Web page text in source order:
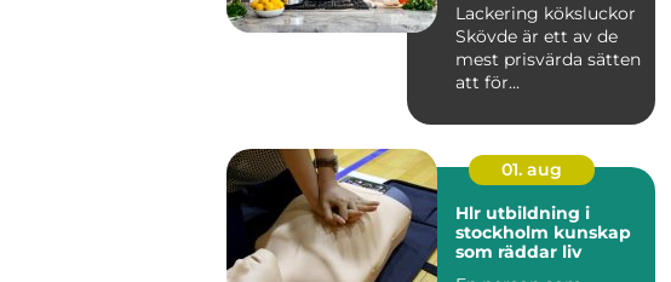
Lackering köksluckor
Skövde är ett av de
mest prisvärda sätten
att för...
01. aug
Hlr utbildning i
stockholm kunskap
som räddar liv